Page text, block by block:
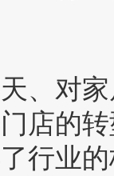
对家
店的
行业